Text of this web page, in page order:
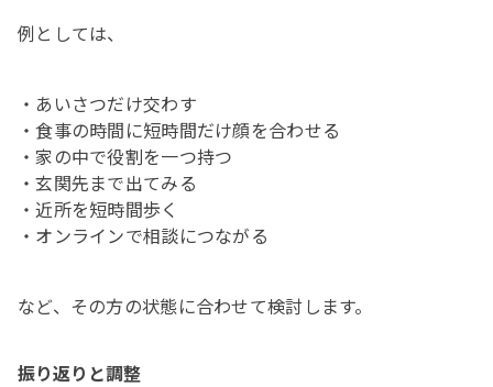
例としては、
・あいさつだけ交わす
・食事の時間に短時間だけ顔を合わせる
・家の中で役割を一つ持つ
・玄関先まで出てみる
・近所を短時間歩く
・オンラインで相談につながる
など、その方の状態に合わせて検討します。
振り返りと調整